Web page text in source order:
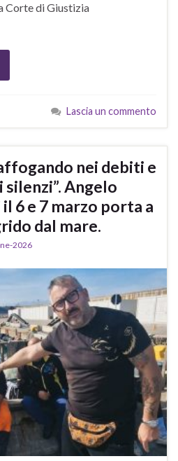
Corte di Giustizia
Lascia un commento
nei debiti e
Angelo
6 e 7 marzo porta a
dal mare.
2026